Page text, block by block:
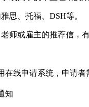
思、托福、DSH等。
师或雇主的推荐信，
在线申请系统，申请
知